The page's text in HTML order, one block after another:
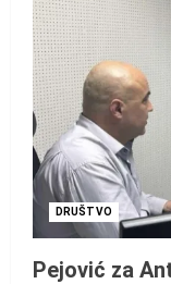
DRUŠTVO
Pejović za